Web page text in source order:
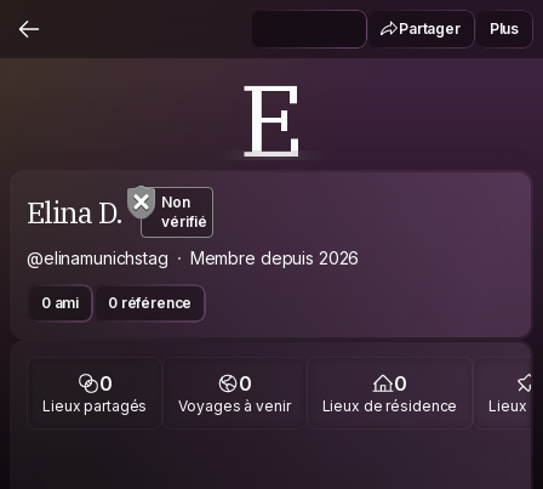
Partager Plus
E
Elina D.
Non
vérifié
@elinamunichstag Membre depuis 2026
0 ami 0 référence
0
Lieux partagés
0
Voyages à venir
0
Lieux de résidence Lieux